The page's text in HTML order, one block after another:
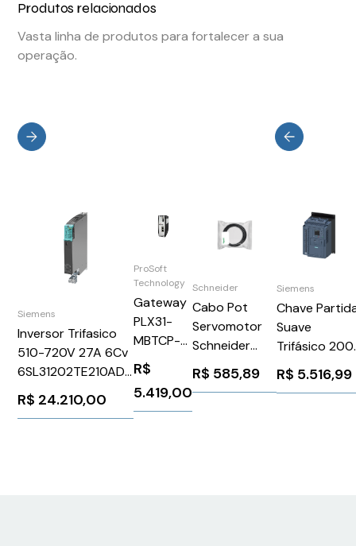
Produtos relacionados
Vasta linha de produtos para fortalecer a sua
operação.
Siemens
Inversor Trifasico
510-720V 27A 6Cv
6SL31202TE210AD0
Siemens 518772
R$ 24.210,00
ProSoft
Technology
Gateway
PLX31-
MBTCP-
MBS
R$
5.419,00
Schneider
Cabo Pot
Servomotor
Schneider
VW3M5112R30
R$ 585,89
Siemens
Chave
Suave
Trifásico 200
690V 25A 110
220V
R$ 5.516,99